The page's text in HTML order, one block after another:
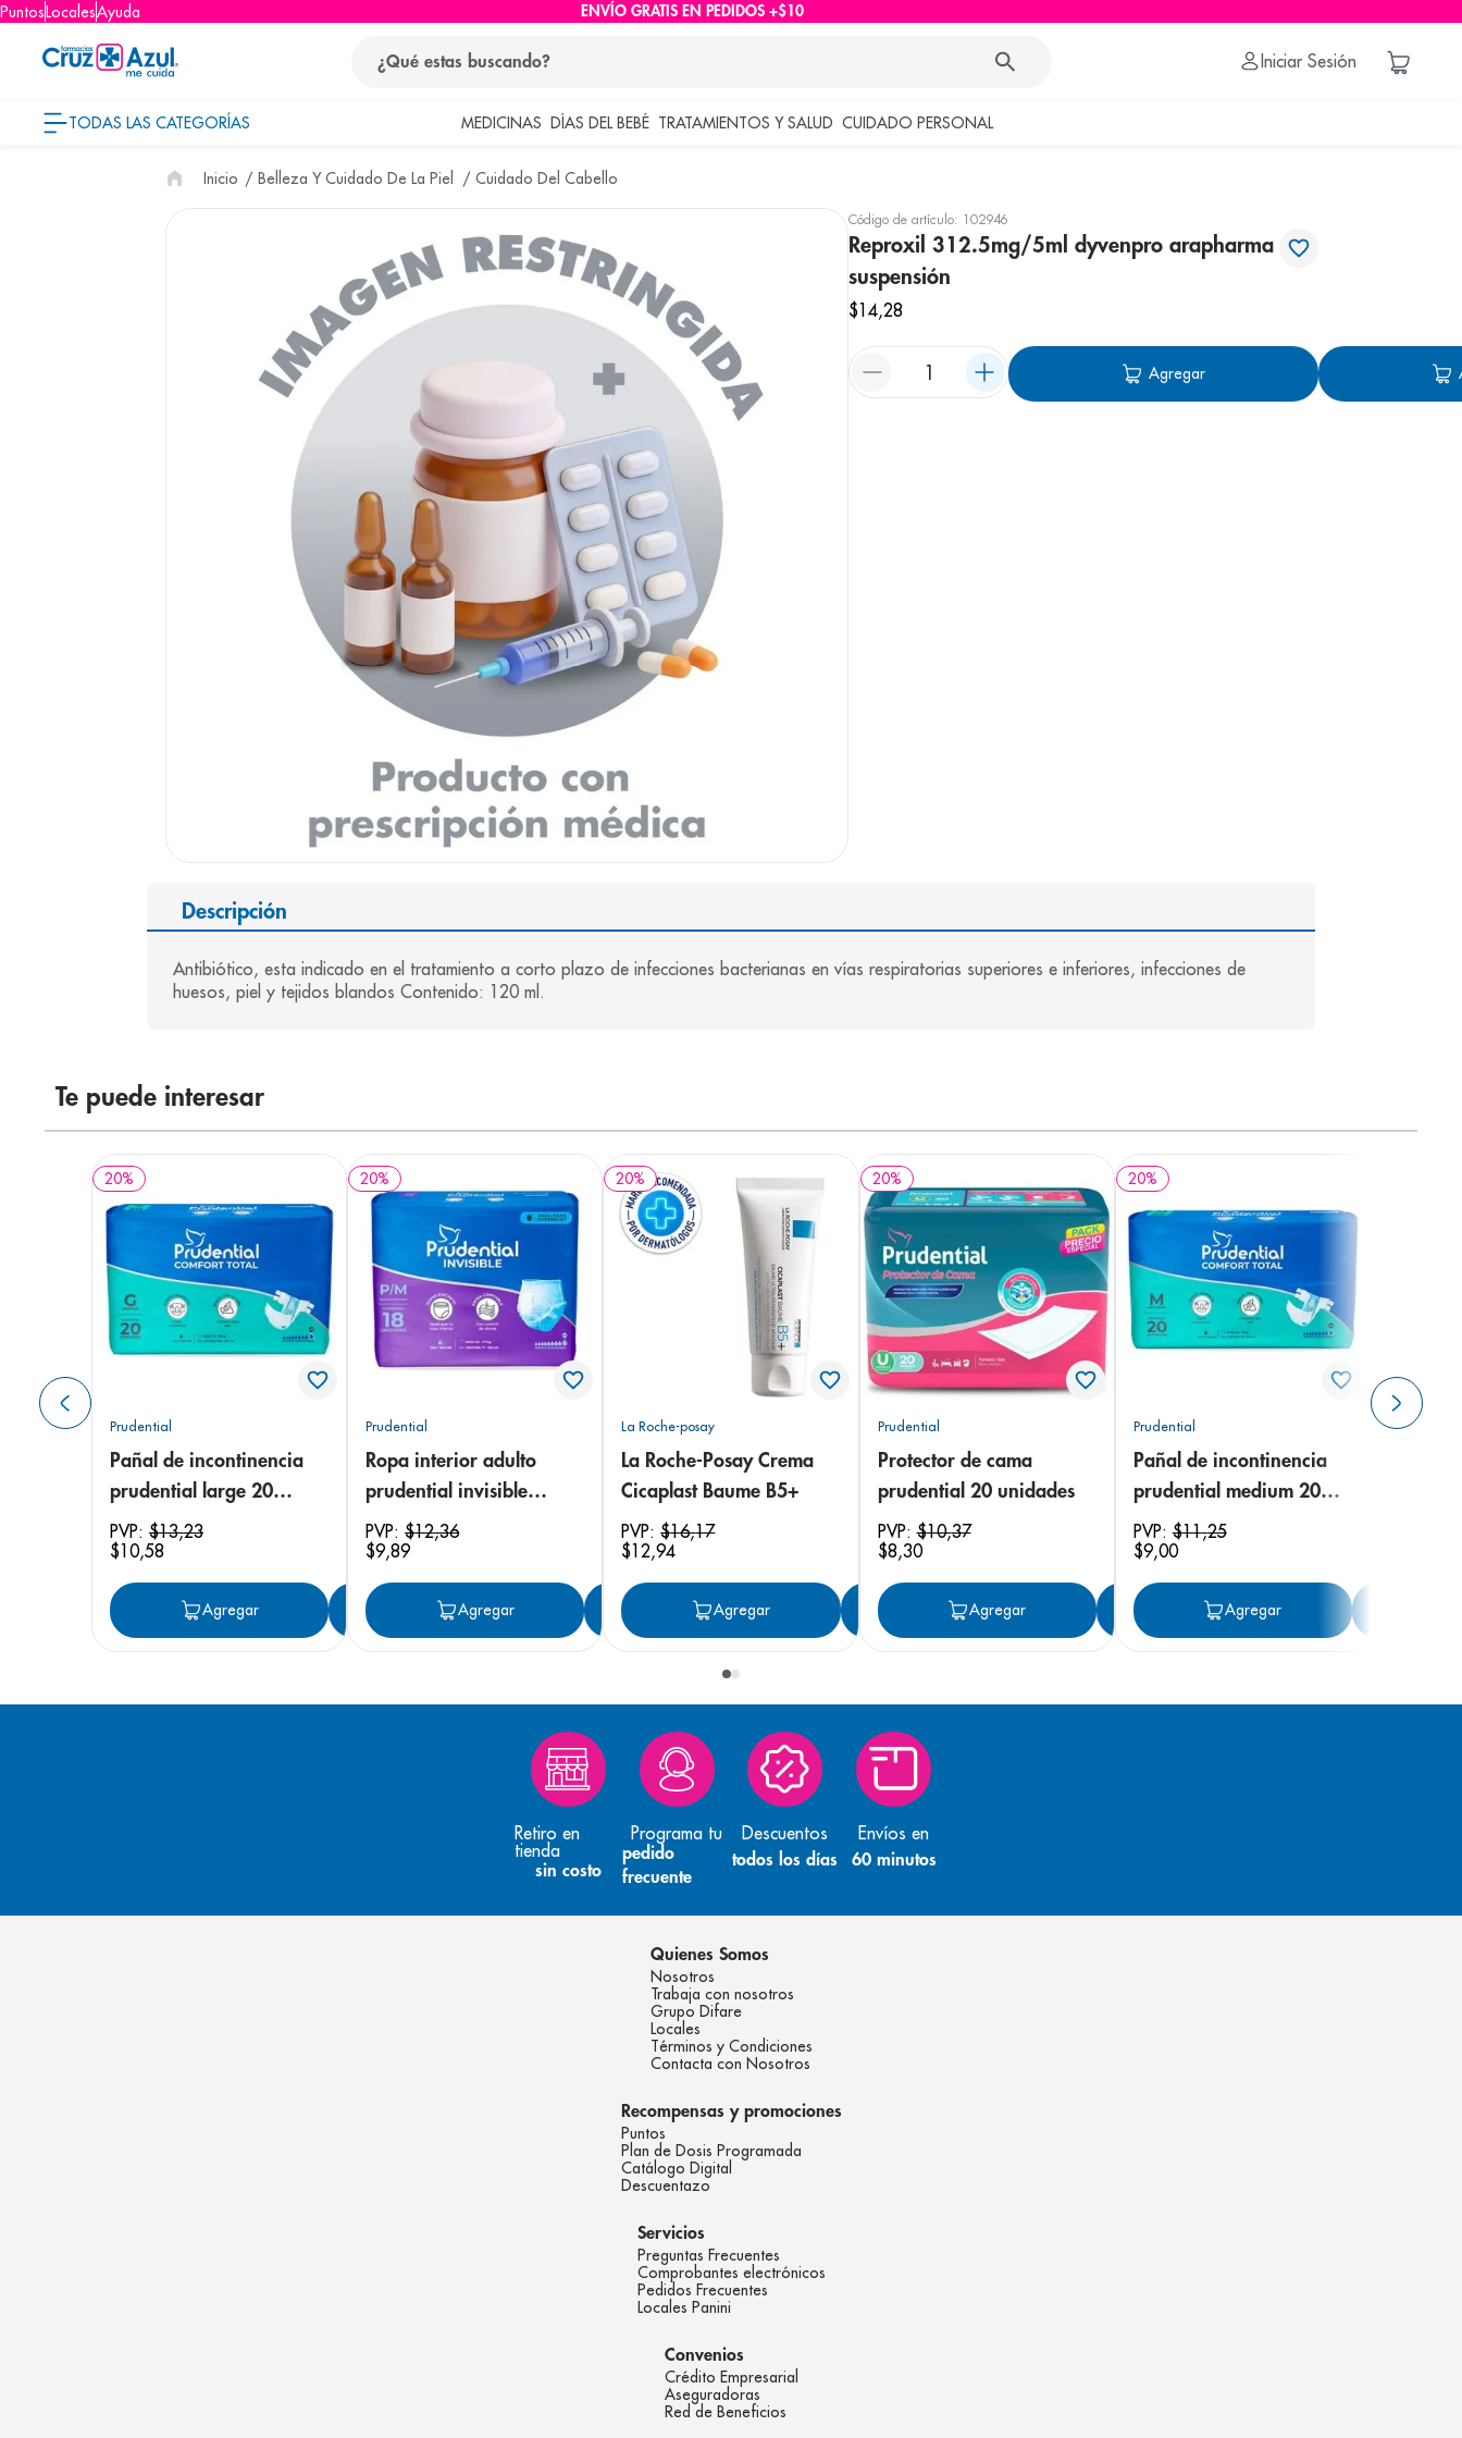
PuntosLocalesAyuda ENVÍO GRATIS EN PEDIDOS +$10
Iniciar Sesión
TODAS LAS CATEGORÍAS MEDICINAS DÍAS DEL BEBÉ TRATAMIENTOS Y SALUD CUIDADO PERSONAL
Belleza Y Cuidado De La Piel Cuidado Del Cabello
Código de artículo: 102946
Reproxil 312.5mg/5ml dyvenpro arapharma
suspensión
$14,28
Agregar
Descripción
Antibiótico, esta indicado en el tratamiento a corto plazo de infecciones bacterianas en vías respiratorias superiores e inferiores, infecciones de
huesos, piel y tejidos blandos Contenido: 120 ml.
Te puede interesar
20%
Prudential
Pañal de incontinencia
prudential large 20
unidades
PVP: $13,23
$10,58
Agregar Agregar
20%
Prudential
Ropa interior adulto
prudential invisible
small/medium 18
unidades
PVP:$12,36
$9,89
Agregar Agregar
20%
La Roche-posay
La Roche-Posay Crema
Cicaplast Baume B5+
PVP:$16,17
$12,94
Agregar Agregar
20%
Prudential
Protector de cama
prudential 20 unidades
PVP:$10,37
$8,30
Agregar Agregar
20%
Prudential
Pañal de incontinencia
prudential medium 20
unidades
PVP:$11,25
$9,00
Agregar
Retiro en
tienda
sin costo
Programa tu
pedido
frecuente
Descuentos
todos los días
Envíos en
60 minutos
Quienes Somos
Nosotros
Trabaja con nosotros
Grupo Difare
Locales
Términos y Condiciones
Contacta con Nosotros
Recompensas y promociones
Puntos
Plan de Dosis Programada
Catálogo Digital
Descuentazo
Servicios
Preguntas Frecuentes
Comprobantes electrónicos
Pedidos Frecuentes
Locales Panini
Convenios
Crédito Empresarial
Aseguradoras
Red de Beneficios
términos más buscados
1. protector solar
3. eucerin
4
5
shampoo
bioderma
panolini
pediasure
desodorante